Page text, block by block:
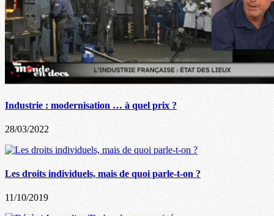
Industrie : modernisation … à quel prix ?
28/03/2022
Les droits individuels, mais de quoi parle-t-on ?
11/10/2019